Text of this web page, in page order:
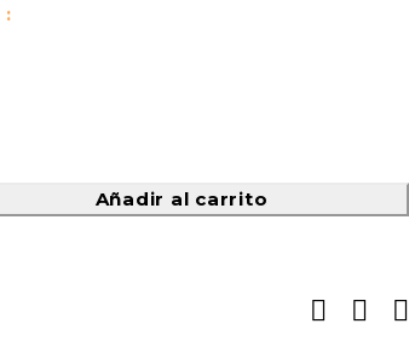
Añadir al carrito